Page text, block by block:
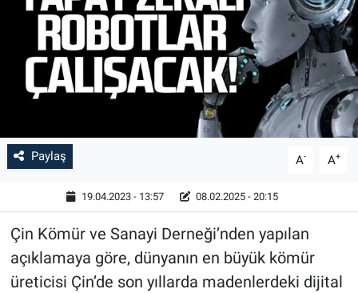
Paylaş A- A+
19.04.2023 - 13:57 08.02.2025 - 20:15
Çin Kömür ve Sanayi Derneği’nden yapılan
açıklamaya göre, dünyanın en büyük kömür
üreticisi Çin’de son yıllarda madenlerdeki dijital